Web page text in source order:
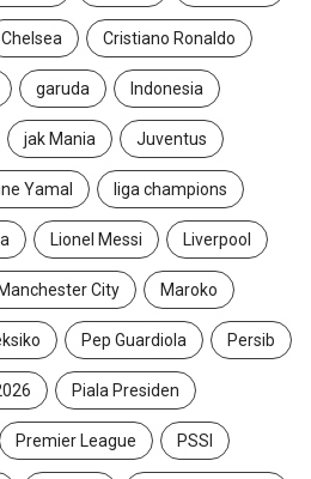
Chelsea Cristiano Ronaldo
garuda Indonesia
jak Mania Juventus
Yamal liga champions
Lionel Messi Liverpool
City Maroko
Pep Guardiola Persib
Piala Presiden
Premier League PSSI